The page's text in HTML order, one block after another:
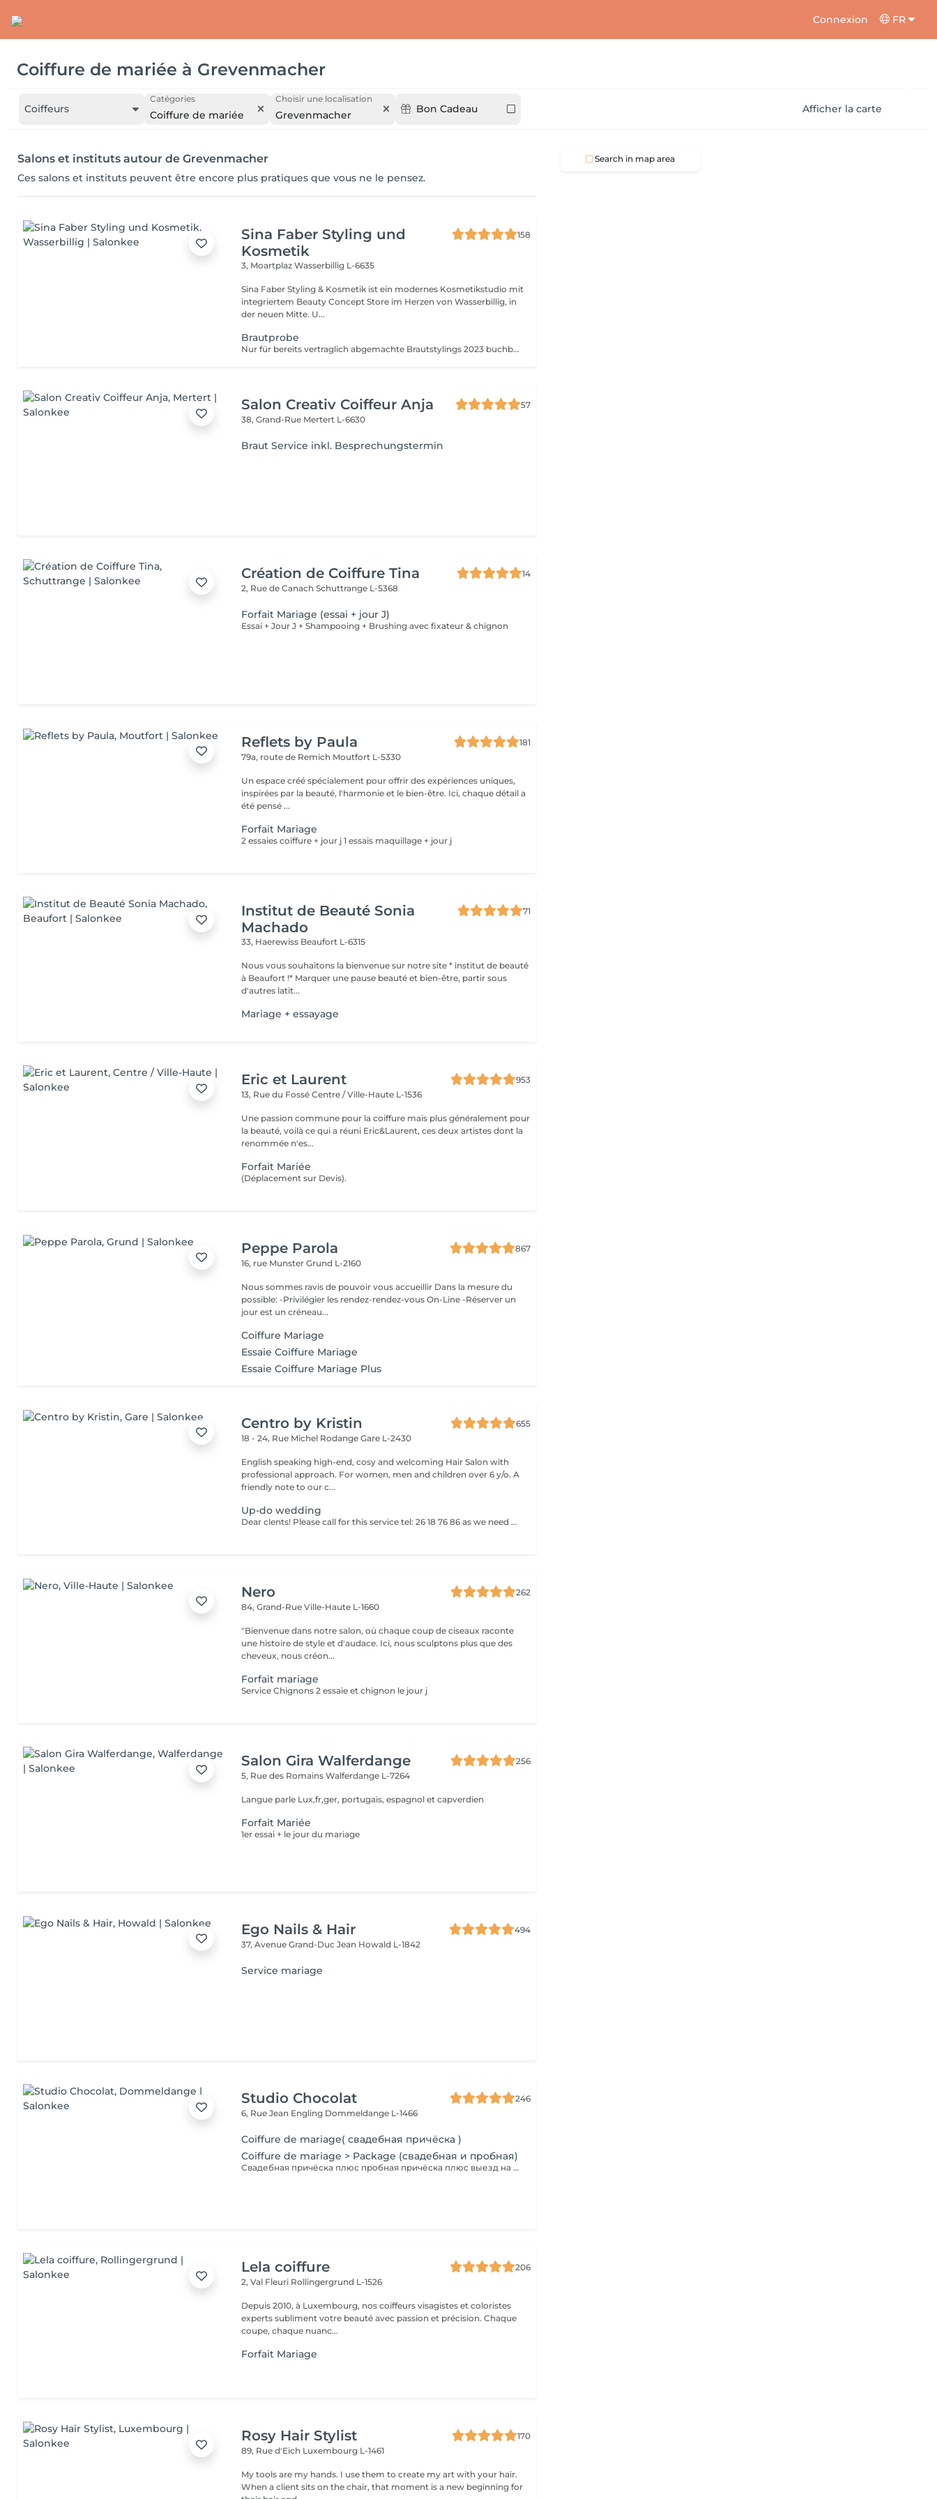
Connexion FR
Coiffure de mariée à Grevenmacher
Coiffeurs
Catégories
Coiffure de mariée
Choisir une localisation
Grevenmacher Bon Cadeau Afficher la carte
Salons et instituts autour de Grevenmacher
Ces salons et instituts peuvent être encore plus pratiques que vous ne le pensez.
Sina Faber Styling und
Kosmetik
158
3, MoartplazWasserbillig L-6635
Sina Faber Styling & Kosmetik ist ein modernes Kosmetikstudio mit
integriertem Beauty Concept Store im Herzen von Wasserbillig, in
der neuen Mitte. U...
Brautprobe
Nur für bereits vertraglich abgemachte Brautstylings 2023 buchbar. Wenn du Interesse an einem Brautstyling hast, was du noch nicht gebucht hast, bitte nicht buchen. Kontaktiere mich dann erst über WhatsApp.
Salon Creativ Coiffeur Anja
57
38, Grand-Rue Mertert L-6630
Braut Service inkl. Besprechungstermin
Création de Coiffure Tina
14
2, Rue de CanachSchuttrange L-5368
Forfait Mariage (essai + jour J)
Essai + Jour J + Shampooing + Brushing avec fixateur & chignon
Reflets by Paula
181
79a, route de Remich Moutfort L-5330
Un espace créé spécialement pour offrir des expériences uniques,
inspirées par la beauté, l'harmonie et le bien-être. Ici, chaque détail a
été pensé ...
Forfait Mariage
2 essaies coiffure + jour j 1 essais maquillage + jour j
Institut de Beauté Sonia
Machado
71
33, Haerewiss Beaufort L-6315
Nous vous souhaitons la bienvenue sur notre site * institut de beauté
à Beaufort !* Marquer une pause beauté et bien-être, partir sous
d'autres latit...
Mariage + essayage
Eric et Laurent
953
13, Rue du FosséCentre / Ville-Haute L-1536
Une passion commune pour la coiffure mais plus généralement pour
la beauté, voilà ce qui a réuni Eric&Laurent, ces deux artistes dont la
renommée n'es...
Forfait Mariée
(Déplacement sur Devis).
Peppe Parola
867
16, rue MunsterGrund L-2160
Nous sommes ravis de pouvoir vous accueillir Dans la mesure du
possible: -Privilégier les rendez-rendez-vous On-Line -Réserver un
jour est un créneau...
Coiffure Mariage
Essaie Coiffure Mariage
Essaie Coiffure Mariage Plus
Centro by Kristin
655
18 - 24, Rue Michel RodangeGare L-2430
English speaking high-end, cosy and welcoming Hair Salon with
professional approach. For women, men and children over 6 y/o. A
friendly note to our c...
Up-do wedding
Dear clents! Please call for this service tel: 26 18 76 86 as we need to book a trial styling before the big day. Wash-blowout- pins-curls/straightincluded A test run is a must, at least a week before! (Included)
Nero
262
84, Grand-RueVille-Haute L-1660
"Bienvenue dans notre salon, où chaque coup de ciseaux raconte
une histoire de style et d'audace. Ici, nous sculptons plus que des
cheveux, nous créon...
Forfait mariage
Service Chignons 2 essaie et chignon le jour j
Salon Gira Walferdange
256
5, Rue des RomainsWalferdange L-7264
Langue parle Lux,fr,ger, portugais, espagnol et capverdien
Forfait Mariée
1er essai + le jour du mariage
Ego Nails & Hair
494
37, Avenue Grand-Duc Jean Howald L-1842
Service mariage
Studio Chocolat
246
6, Rue Jean Engling Dommeldange L-1466
Coiffure de mariage( свадебная причёска )
Coiffure de mariage > Package (свадебная и пробная)
Свадебная причёска плюс пробная причёска плюс выезд на дом. Паркинг оплачивается отдельно.
Lela coiffure
206
2, Val Fleuri Rollingergrund L-1526
Depuis 2010, à Luxembourg, nos coiffeurs visagistes et coloristes
experts subliment votre beauté avec passion et précision. Chaque
coupe, chaque nuanc...
Forfait Mariage
Rosy Hair Stylist
170
89, Rue d'Eich Luxembourg L-1461
My tools are my hands. I use them to create my art with your hair.
When a client sits on the chair, that moment is a new beginning for
Search in map area